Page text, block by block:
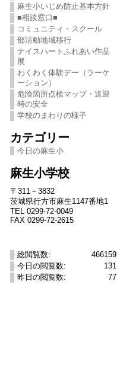
麻生小いじめ防止基本方針
■相談窓口■
コミュニティ・スクール
部活動地域移行
ナイスハートふれあい作品
展
わくわく体験デー（ラーケ
ーション）
危険箇所点検マップ・送迎
時の安全
学校のまわりの様子
カテゴリー
今日の麻生小
麻生小学校
〒311－3832
茨城県行方市麻生1147番地1
TEL 0299-72-0049
FAX 0299-72-2615
466159
総閲覧数:
131
今日の閲覧数:
77
昨日の閲覧数: